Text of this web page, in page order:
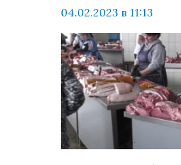
04.02.2023 в 11:13
комментариев: 0